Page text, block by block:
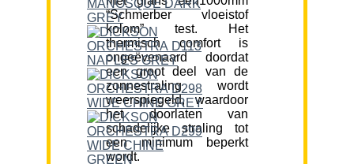
“Schmerber vloeistof
kolom” test. Het
thermisch comfort is
ongeëvenaard doordat
een groot deel van de
zonnestraling wordt
weerspiegeld, waardoor
het doorlaten van
schadelijke straling tot
een minimum beperkt
wordt.